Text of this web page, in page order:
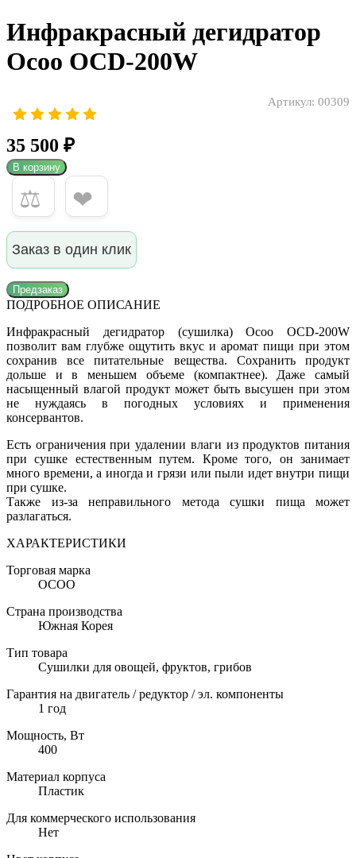
Инфракрасный дегидратор
Ocoo OCD-200W
Артикул: 00309
35 500 ₽
В корзину
⚖ ❤
Заказ в один клик
Предзаказ
ПОДРОБНОЕ ОПИСАНИЕ
Инфракрасный дегидратор (сушилка) Ocoo OCD-200W
позволит вам глубже ощутить вкус и аромат пищи при этом
сохранив все питательные вещества. Сохранить продукт
дольше и в меньшем объеме (компактнее). Даже самый
насыщенный влагой продукт может быть высушен при этом
не нуждаясь в погодных условиях и применения
консервантов.
Есть ограничения при удалении влаги из продуктов питания
при сушке естественным путем. Кроме того, он занимает
много времени, а иногда и грязи или пыли идет внутри пищи
при сушке.
Также из-за неправильного метода сушки пища может
разлагаться.
ХАРАКТЕРИСТИКИ
Торговая марка
OCOO
Страна производства
Южная Корея
Тип товара
Сушилки для овощей, фруктов, грибов
Гарантия на двигатель / редуктор / эл. компоненты
1 год
Мощность, Вт
400
Материал корпуса
Пластик
Для коммерческого использования
Нет